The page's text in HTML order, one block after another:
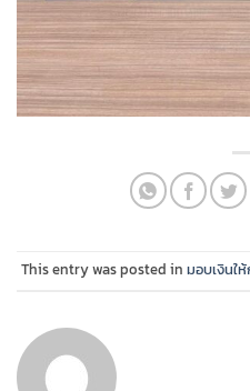
This entry was posted in มอบเงินใ